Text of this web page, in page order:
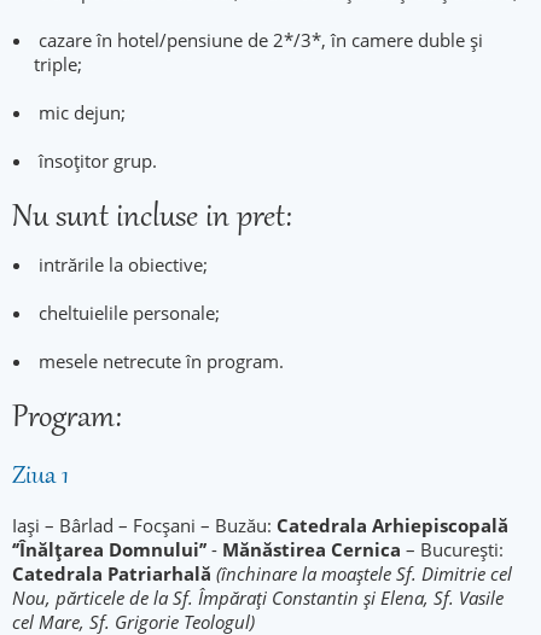
cazare în hotel/pensiune de 2*/3*, în camere duble și
triple;
mic dejun;
însoțitor grup.
Nu sunt incluse in pret:
intrările la obiective;
cheltuielile personale;
mesele netrecute în program.
Program:
Ziua 1
Iași – Bârlad – Focșani – Buzău: Catedrala Arhiepiscopală
‘’Înălțarea Domnului’’ - Mănăstirea Cernica – București:
Catedrala Patriarhală (închinare la moaștele Sf. Dimitrie cel
Nou, părticele de la Sf. Împărați Constantin și Elena, Sf. Vasile
cel Mare, Sf. Grigorie Teologul)